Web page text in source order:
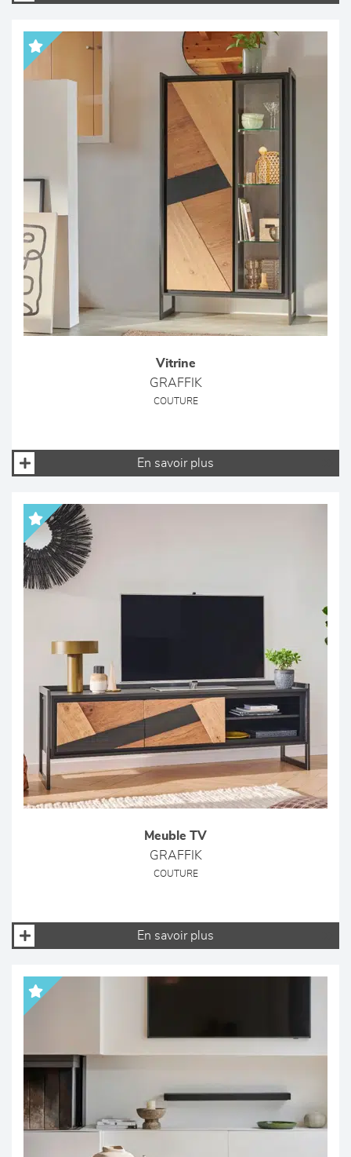
Vitrine
GRAFFIK
COUTURE
En savoir plus
Meuble TV
GRAFFIK
COUTURE
En savoir plus